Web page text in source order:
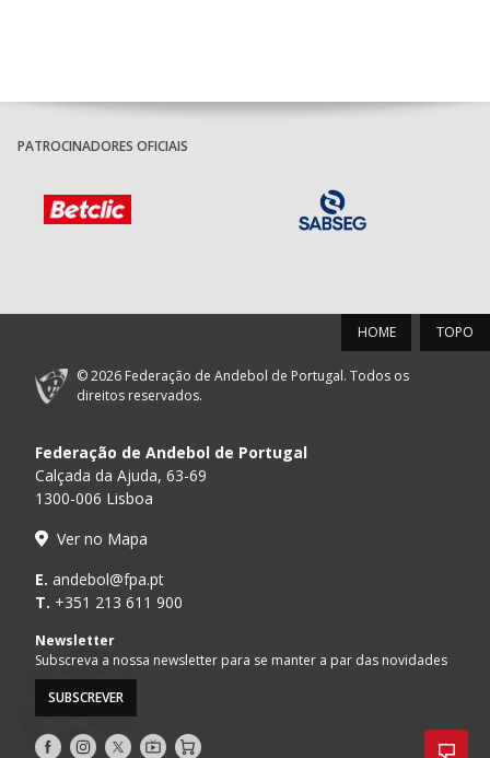
PATROCINADORES OFICIAIS
TOPO
HOME
© 2026 Federação de Andebol de Portugal. Todos os
direitos reservados.
Federação de Andebol de Portugal
Calçada da Ajuda, 63-69
1300-006 Lisboa
Ver no Mapa
E. andebol@fpa.pt
T. +351 213 611 900
Newsletter
Subscreva a nossa newsletter para se manter a par das novidades
SUBSCREVER
Siga- Siga- Siga- AndebolTV
Loja